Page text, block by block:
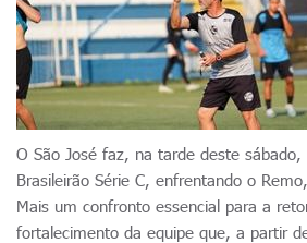
O São José faz, na tarde deste
Brasileirão Série C, enfrentando o
Mais um confronto essencial para a
fortalecimento da equipe que, a partir